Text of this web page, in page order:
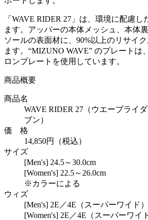
「WAVE RIDER 27」は、環境に配慮
ます。アッパーの本体メッシュ、本体
ソールの表面材に、90%以上のリサイ
ます。“MIZUNO WAVE” のプレートは
ロンプレートを使用しています。
商品概要
商品名
WAVE RIDER 27（ウエーブライ
ブン）
価 格
14,850円（税込）
サイズ
[Men's] 24.5～30.0cm
[Women's] 22.5～26.0cm
※カラーによる
ウィズ
[Men's] 2E／4E（スーパーワイド）
[Women's] 2E／4E（スーパーワイ